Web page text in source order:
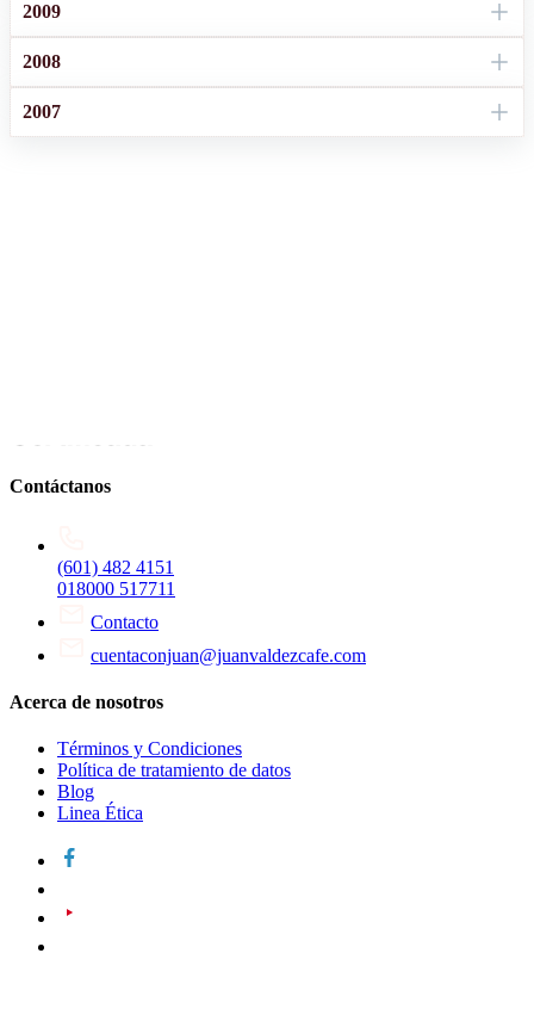
2009
2008
2007
Contáctanos
(601) 482 4151
018000 517711
Contacto
cuentaconjuan@juanvaldezcafe.com
Acerca de nosotros
Términos y Condiciones
Política de tratamiento de datos
Blog
Linea Ética